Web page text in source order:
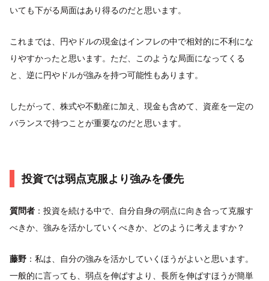
いても下がる局面はあり得るのだと思います。
これまでは、円やドルの現金はインフレの中で相対的に不利にな
りやすかったと思います。ただ、このような局面になってくる
と、逆に円やドルが強みを持つ可能性もあります。
したがって、株式や不動産に加え、現金も含めて、資産を一定の
バランスで持つことが重要なのだと思います。
投資では弱点克服より強みを優先
質問者 ：投資を続ける中で、自分自身の弱点に向き合って克服す
べきか、強みを活かしていくべきか、どのように考えますか？
藤野 ：私は、自分の強みを活かしていくほうがよいと思います。
一般的に言っても、弱点を伸ばすより、長所を伸ばすほうが簡単